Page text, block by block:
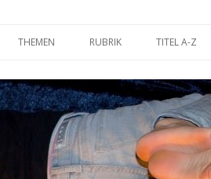
zum
THEMEN
SPORT
KINDERGARTEN / SCHULE
FREUNDSCHAFT
RUBRIK
ABENTEUER / SPANNUNG
LERNEN / SACHBUCH
FANTASY
TITEL A-Z